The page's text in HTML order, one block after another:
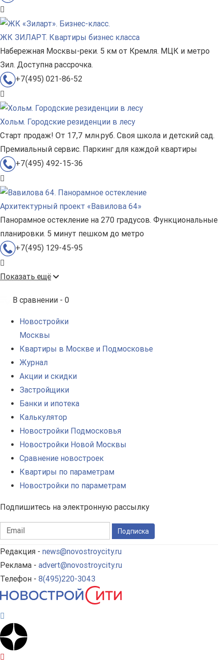
ЖК ЗИЛАРТ. Квартиры бизнес класса
Набережная Москвы-реки. 5 км от Кремля. МЦК и метро
Зил. Доступна рассрочка.
+7(495) 021-86-52
Хольм. Городские резиденции в лесу
Старт продаж! От 17,7 млн.руб. Своя школа и детский сад.
Премиальный сервис. Паркинг для каждой квартиры
+7(495) 492-15-36
Архитектурный проект «Вавилова 64»
Панорамное остекление на 270 градусов. Функциональные
планировки. 5 минут пешком до метро
+7(495) 129-45-95
Показать ещё
В сравнении - 0
Новостройки
Москвы
Квартиры в Москве и Подмосковье
Журнал
Акции и скидки
Застройщики
Банки и ипотека
Калькулятор
Новостройки Подмосковья
Новостройки Новой Москвы
Сравнение новостроек
Квартиры по параметрам
Новостройки по параметрам
Подпишитесь на электронную рассылку
Подписка
Редакция - news@novostroycity.ru
Реклама - advert@novostroycity.ru
Телефон - 8(495)220-3043